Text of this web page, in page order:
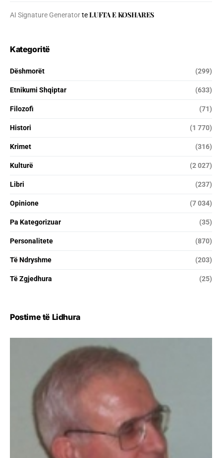
AI Signature GeneratorteLUFTA E KOSHARES
Kategoritë
Dëshmorët (299)
Etnikumi Shqiptar (633)
Filozofi (71)
Histori (1 770)
Krimet (316)
Kulturë (2 027)
Libri (237)
Opinione (7 034)
Pa Kategorizuar (35)
Personalitete (870)
Të Ndryshme (203)
Të Zgjedhura (25)
Postime të Lidhura